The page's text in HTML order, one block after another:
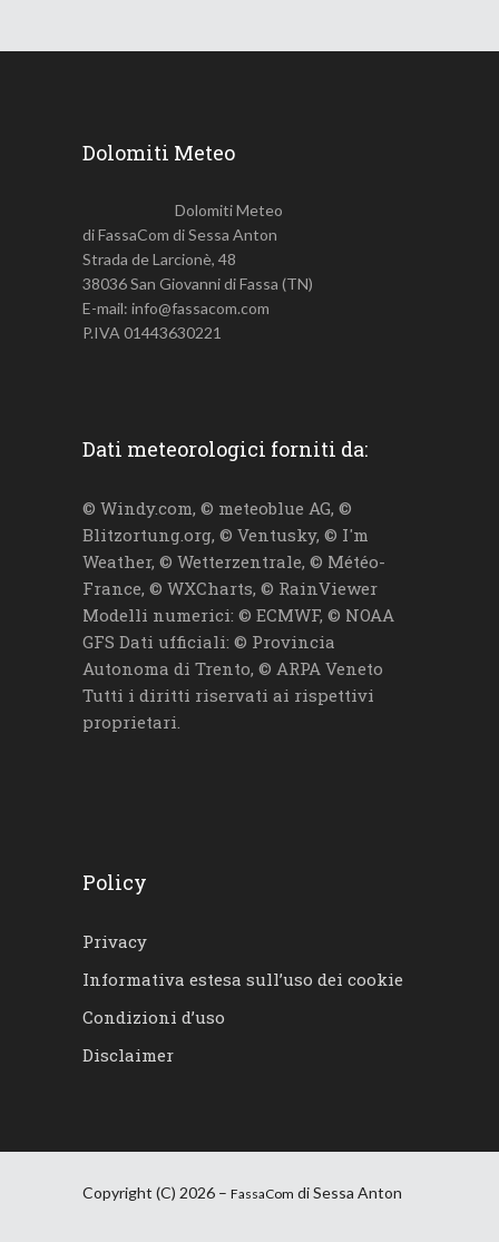
Dolomiti Meteo
Dolomiti Meteo
di FassaCom di Sessa Anton
Strada de Larcionè, 48
38036 San Giovanni di Fassa (TN)
E-mail: info@fassacom.com
P.IVA 01443630221
Dati meteorologici forniti da:
© Windy.com, © meteoblue AG, ©
Blitzortung.org, © Ventusky, © I'm
Weather, © Wetterzentrale, © Météo-
France, © WXCharts, © RainViewer
Modelli numerici: © ECMWF, © NOAA
GFS Dati ufficiali: © Provincia
Autonoma di Trento, © ARPA Veneto
Tutti i diritti riservati ai rispettivi
proprietari.
Policy
Privacy
Informativa estesa sull’uso dei cookie
Condizioni d’uso
Disclaimer
Copyright (C) 2026 – FassaCom di Sessa Anton